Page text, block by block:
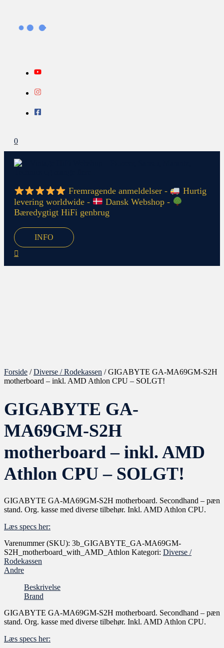
0
Fremragende anmeldelser -
Hurtig
levering worldwide -
Dansk Webshop -
Bæredygtigt HiFi genbrug
INFO
Forside /Diverse / Rodekassen / GIGABYTE GA-MA69GM-S2H
motherboard – inkl. AMD Athlon CPU – SOLGT!
GIGABYTE GA-
MA69GM-S2H
motherboard – inkl. AMD
Athlon CPU – SOLGT!
GIGABYTE GA-MA69GM-S2H motherboard. Secondhand – pæn
stand. Org. kasse med diverse tilbehør. Inkl. AMD Athlon CPU.
Læs specs her:
Varenummer (SKU): 3b_GIGABYTE_GA-MA69GM-
S2H_motherboard_with_AMD_Athlon Kategori: Diverse /
Rodekassen
Andre
Beskrivelse
Brand
GIGABYTE GA-MA69GM-S2H motherboard. Secondhand – pæn
stand. Org. kasse med diverse tilbehør. Inkl. AMD Athlon CPU.
Læs specs her: